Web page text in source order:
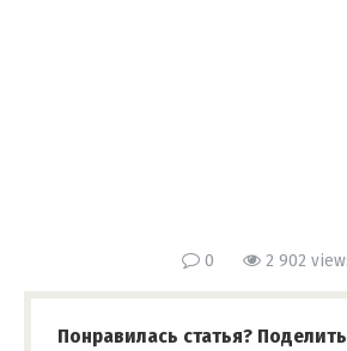
0 2 902
Понравилась статья?